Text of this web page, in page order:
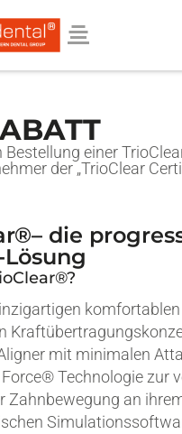
Bestellung einer
der „TrioClear
die
mit minimalen
Technologie zur
Zahnbewegung an